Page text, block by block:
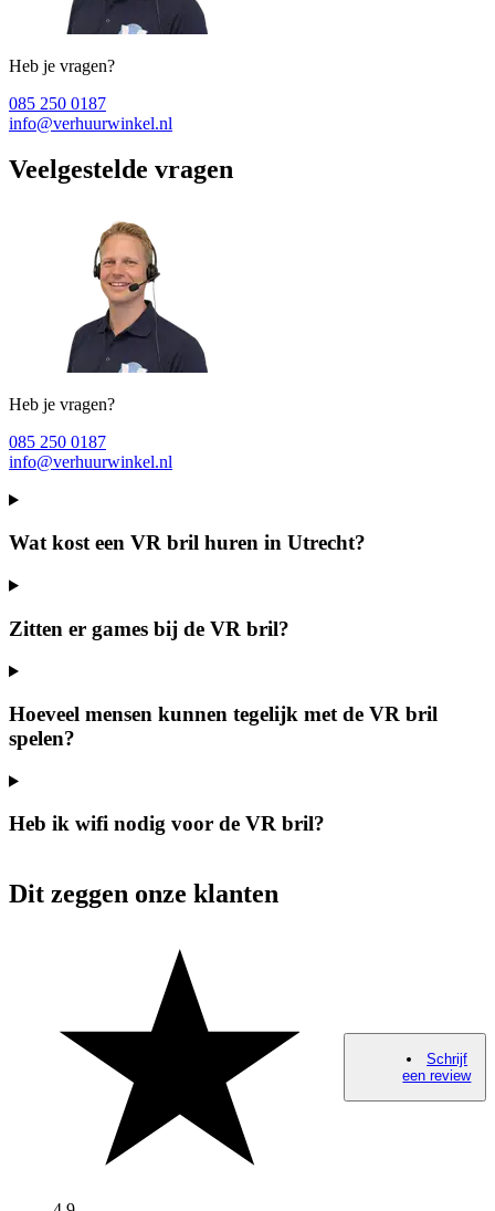
Heb je vragen?
085 250 0187
info@verhuurwinkel.nl
Veelgestelde vragen
Heb je vragen?
085 250 0187
info@verhuurwinkel.nl
Wat kost een VR bril huren in Utrecht?
Zitten er games bij de VR bril?
Hoeveel mensen kunnen tegelijk met de VR bril
spelen?
Heb ik wifi nodig voor de VR bril?
Dit zeggen onze klanten
Schrijf
een review